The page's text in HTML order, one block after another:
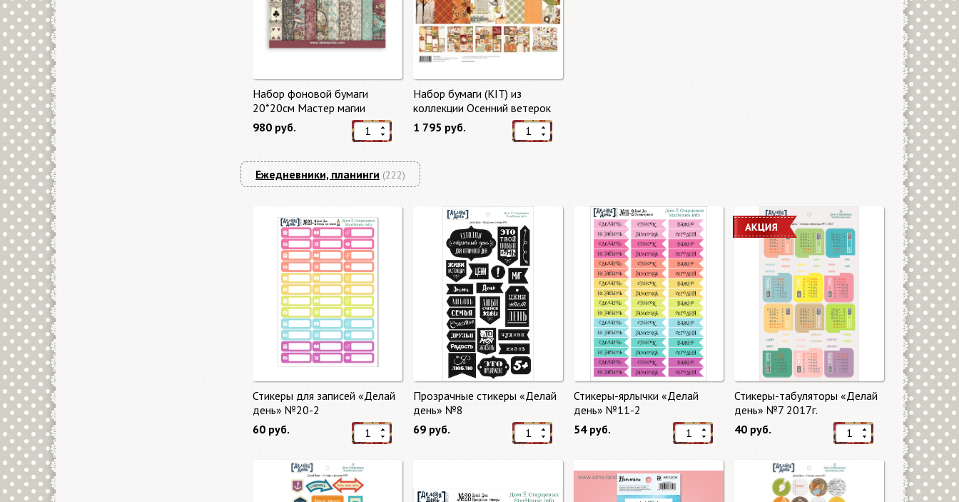
Набор фоновой бумаги
20*20см Мастер магии
"Master of Magic" 10 листов +
бонус от Stamperia
980 руб.
Набор бумаги (KIT) из
коллекции Осенний ветерок
"Autumn Breeze"
1 795 руб.
Ежедневники, планинги (222)
Стикеры для записей «Делай
день» №20-2
60 руб.
Прозрачные стикеры «Делай
день» №8
69 руб.
Стикеры-ярлычки «Делай
день» №11-2
54 руб.
Стикеры-табуляторы «Делай
день» №7 2017г.
40 руб.